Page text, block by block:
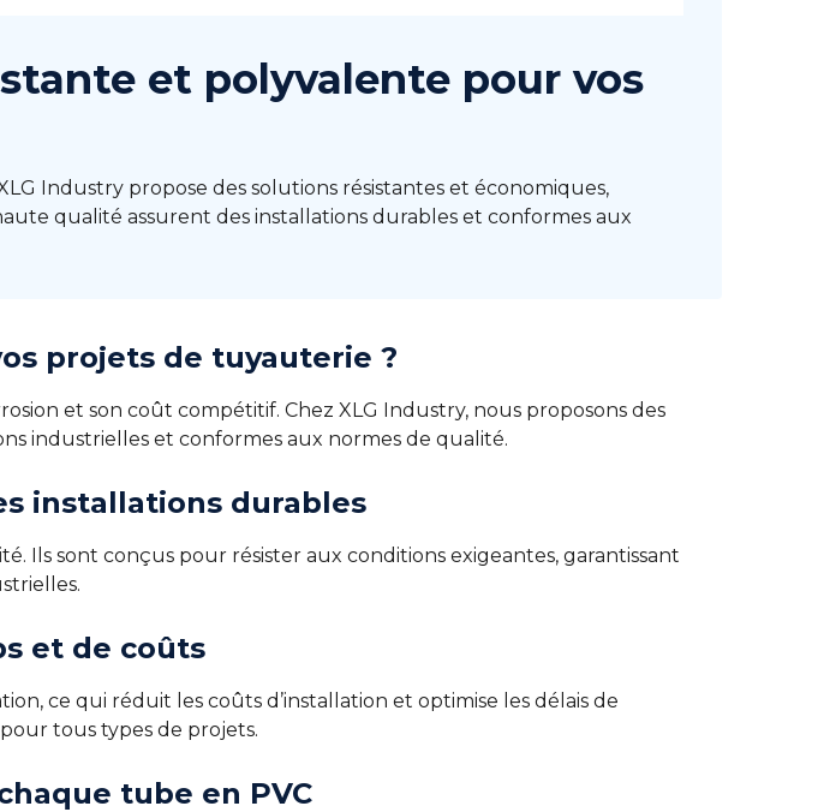
et polyvalente pour vos
Industry propose des solutions résistantes et économiques,
qualité assurent des installations durables et conformes aux
projets de tuyauterie ?
et son coût compétitif. Chez XLG Industry, nous proposons des
industrielles et conformes aux normes de qualité.
installations durables
Ils sont conçus pour résister aux conditions exigeantes, garantissant
et de coûts
ce qui réduit les coûts d’installation et optimise les délais de
tous types de projets.
tube en PVC